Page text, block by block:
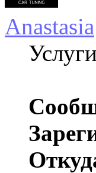
Anastasia